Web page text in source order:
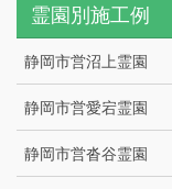
霊園別施工例
静岡市営沼上霊園
静岡市営愛宕霊園
静岡市営沓谷霊園